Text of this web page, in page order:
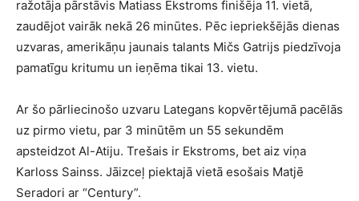
ražotāja pārstāvis Matiass Ekstroms finišēja 11. vietā,
zaudējot vairāk nekā 26 minūtes. Pēc iepriekšējās dienas
uzvaras, amerikāņu jaunais talants Mičs Gatrijs piedzīvoja
pamatīgu kritumu un ieņēma tikai 13. vietu.
Ar šo pārliecinošo uzvaru Lategans kopvērtējumā pacēlās
uz pirmo vietu, par 3 minūtēm un 55 sekundēm
apsteidzot Al-Atiju. Trešais ir Ekstroms, bet aiz viņa
Karloss Sainss. Jāizceļ piektajā vietā esošais Matjē
Seradori ar “Century”.